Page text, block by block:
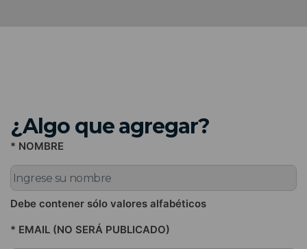
¿Algo que agregar?
* NOMBRE
Debe contener sólo valores alfabéticos
* EMAIL (NO SERÁ PUBLICADO)